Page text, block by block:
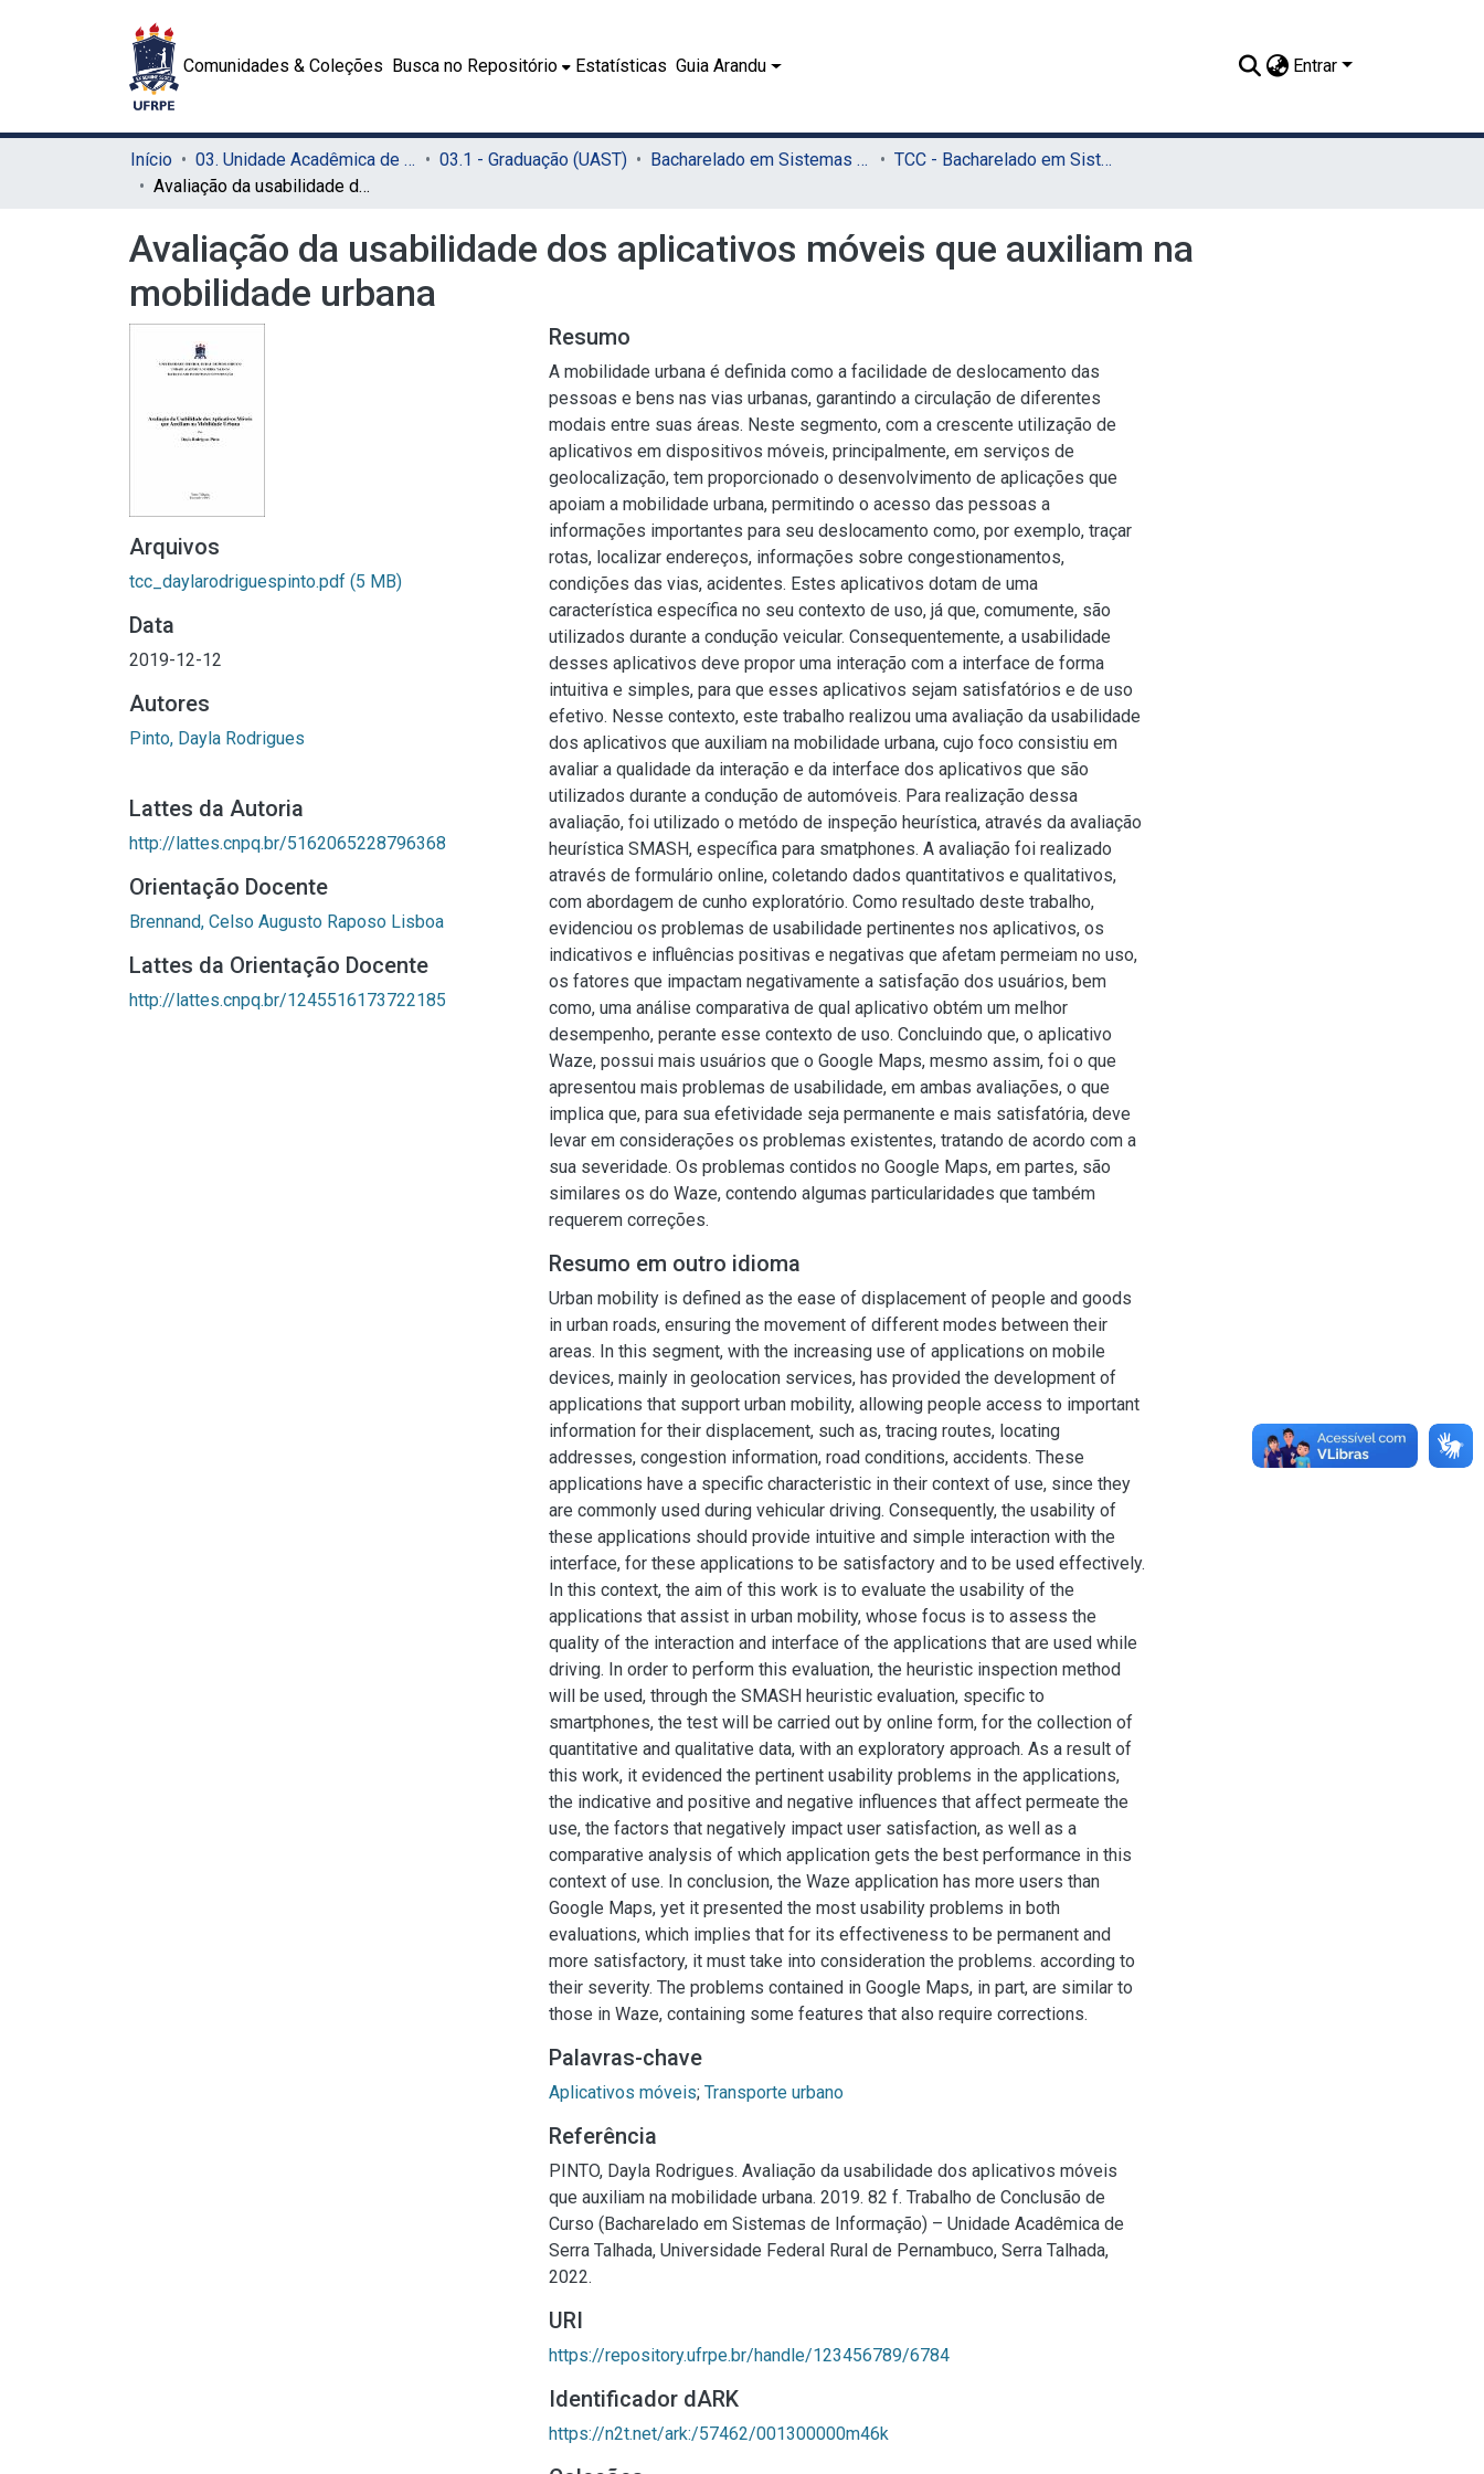
Comunidades & Coleções Busca no Repositório Estatísticas Guia Arandu Entrar
Início 03. Unidade Acadêmica de Serra Talhada (UAST) 03.1 - Graduação (UAST) Bacharelado em Sistemas de Informação (UAST)
TCC - Bacharelado em Sistemas de Informação (UAST)
Avaliação da usabilidade dos aplicativos móveis que auxiliam na mobilidade urbana
Avaliação da usabilidade dos aplicativos móveis que auxiliam na
mobilidade urbana
Arquivos
tcc_daylarodriguespinto.pdf (5 MB)
Data
2019-12-12
Autores
Pinto, Dayla Rodrigues
Lattes da Autoria
http://lattes.cnpq.br/5162065228796368
Orientação Docente
Brennand, Celso Augusto Raposo Lisboa
Lattes da Orientação Docente
http://lattes.cnpq.br/1245516173722185
Resumo
A mobilidade urbana é definida como a facilidade de deslocamento das
pessoas e bens nas vias urbanas, garantindo a circulação de diferentes
modais entre suas áreas. Neste segmento, com a crescente utilização de
aplicativos em dispositivos móveis, principalmente, em serviços de
geolocalização, tem proporcionado o desenvolvimento de aplicações que
apoiam a mobilidade urbana, permitindo o acesso das pessoas a
informações importantes para seu deslocamento como, por exemplo, traçar
rotas, localizar endereços, informações sobre congestionamentos,
condições das vias, acidentes. Estes aplicativos dotam de uma
característica específica no seu contexto de uso, já que, comumente, são
utilizados durante a condução veicular. Consequentemente, a usabilidade
desses aplicativos deve propor uma interação com a interface de forma
intuitiva e simples, para que esses aplicativos sejam satisfatórios e de uso
efetivo. Nesse contexto, este trabalho realizou uma avaliação da usabilidade
dos aplicativos que auxiliam na mobilidade urbana, cujo foco consistiu em
avaliar a qualidade da interação e da interface dos aplicativos que são
utilizados durante a condução de automóveis. Para realização dessa
avaliação, foi utilizado o metódo de inspeção heurística, através da avaliação
heurística SMASH, específica para smatphones. A avaliação foi realizado
através de formulário online, coletando dados quantitativos e qualitativos,
com abordagem de cunho exploratório. Como resultado deste trabalho,
evidenciou os problemas de usabilidade pertinentes nos aplicativos, os
indicativos e influências positivas e negativas que afetam permeiam no uso,
os fatores que impactam negativamente a satisfação dos usuários, bem
como, uma análise comparativa de qual aplicativo obtém um melhor
desempenho, perante esse contexto de uso. Concluindo que, o aplicativo
Waze, possui mais usuários que o Google Maps, mesmo assim, foi o que
apresentou mais problemas de usabilidade, em ambas avaliações, o que
implica que, para sua efetividade seja permanente e mais satisfatória, deve
levar em considerações os problemas existentes, tratando de acordo com a
sua severidade. Os problemas contidos no Google Maps, em partes, são
similares os do Waze, contendo algumas particularidades que também
requerem correções.
Resumo em outro idioma
Urban mobility is defined as the ease of displacement of people and goods
in urban roads, ensuring the movement of different modes between their
areas. In this segment, with the increasing use of applications on mobile
devices, mainly in geolocation services, has provided the development of
applications that support urban mobility, allowing people access to important
information for their displacement, such as, tracing routes, locating
addresses, congestion information, road conditions, accidents. These
applications have a specific characteristic in their context of use, since they
are commonly used during vehicular driving. Consequently, the usability of
these applications should provide intuitive and simple interaction with the
interface, for these applications to be satisfactory and to be used effectively.
In this context, the aim of this work is to evaluate the usability of the
applications that assist in urban mobility, whose focus is to assess the
quality of the interaction and interface of the applications that are used while
driving. In order to perform this evaluation, the heuristic inspection method
will be used, through the SMASH heuristic evaluation, specific to
smartphones, the test will be carried out by online form, for the collection of
quantitative and qualitative data, with an exploratory approach. As a result of
this work, it evidenced the pertinent usability problems in the applications,
the indicative and positive and negative influences that affect permeate the
use, the factors that negatively impact user satisfaction, as well as a
comparative analysis of which application gets the best performance in this
context of use. In conclusion, the Waze application has more users than
Google Maps, yet it presented the most usability problems in both
evaluations, which implies that for its effectiveness to be permanent and
more satisfactory, it must take into consideration the problems. according to
their severity. The problems contained in Google Maps, in part, are similar to
those in Waze, containing some features that also require corrections.
Palavras-chave
Aplicativos móveis; Transporte urbano
Referência
PINTO, Dayla Rodrigues. Avaliação da usabilidade dos aplicativos móveis
que auxiliam na mobilidade urbana. 2019. 82 f. Trabalho de Conclusão de
Curso (Bacharelado em Sistemas de Informação) – Unidade Acadêmica de
Serra Talhada, Universidade Federal Rural de Pernambuco, Serra Talhada,
2022.
URI
https://repository.ufrpe.br/handle/123456789/6784
Identificador dARK
https://n2t.net/ark:/57462/001300000m46k